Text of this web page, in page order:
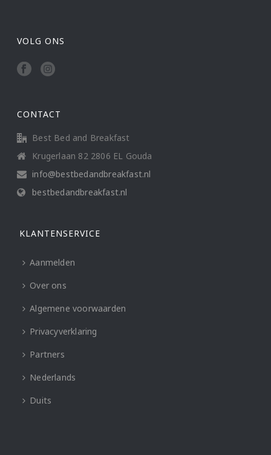
VOLG ONS
CONTACT
Best Bed and Breakfast
Krugerlaan 82 2806 EL Gouda
info@bestbedandbreakfast.nl
bestbedandbreakfast.nl
KLANTENSERVICE
Aanmelden
Over ons
Algemene voorwaarden
Privacyverklaring
Partners
Nederlands
Duits